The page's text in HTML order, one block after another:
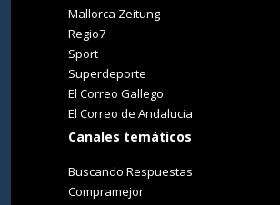
Mallorca Zeitung
Regio7
Sport
Superdeporte
El Correo Gallego
El Correo de Andalucia
Canales temáticos
Buscando Respuestas
Compramejor